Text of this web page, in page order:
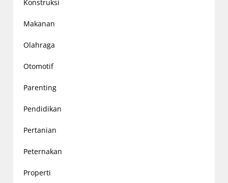
Konstruksi
Makanan
Olahraga
Otomotif
Parenting
Pendidikan
Pertanian
Peternakan
Properti